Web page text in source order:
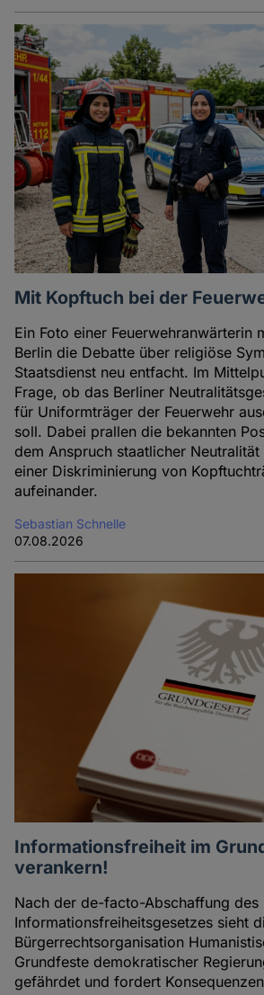
Mit Kopftuch bei der
Ein Foto einer Feuerwehranwärterin
Berlin die Debatte über religiöse
Staatsdienst neu entfacht. Im
Frage, ob das Berliner
für Uniformträger der Feuerwehr
soll. Dabei prallen die bekannten
dem Anspruch staatlicher
einer Diskriminierung von
aufeinander.
Sebastian Schnelle
07.08.2026
Informationsfreiheit im
verankern!
Nach der de-facto-Abschaffung des
Informationsfreiheitsgesetzes sieht
Bürgerrechtsorganisation
Grundfeste demokratischer
gefährdet und fordert